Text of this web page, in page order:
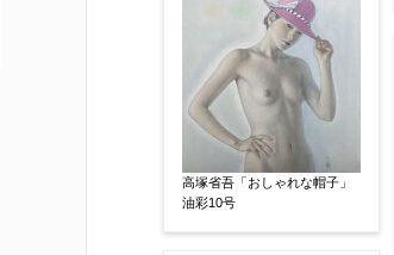
作品コンディション 【
高塚省吾「おしゃれな帽子」
油彩10号